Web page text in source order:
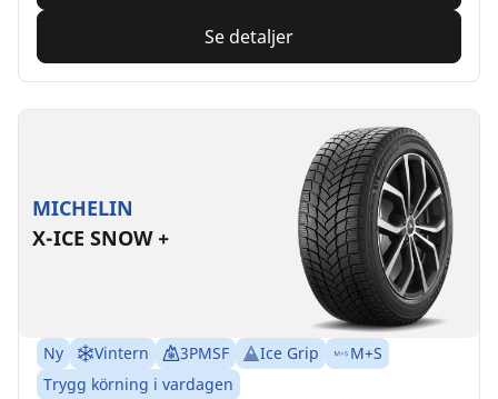
Se detaljer
MICHELIN
X-ICE SNOW +
Ny Vintern 3PMSF Ice Grip
M+S
Trygg körning i vardagen